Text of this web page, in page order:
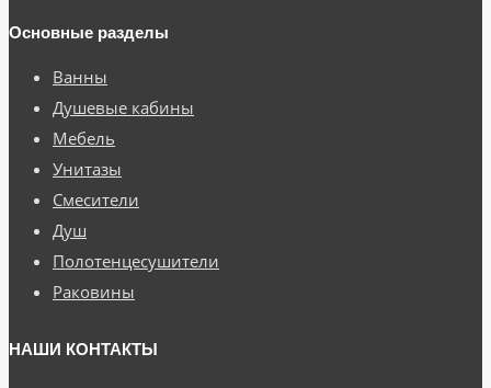
Основные разделы
Ванны
Душевые кабины
Мебель
Унитазы
Смесители
Душ
Полотенцесушители
Раковины
НАШИ КОНТАКТЫ